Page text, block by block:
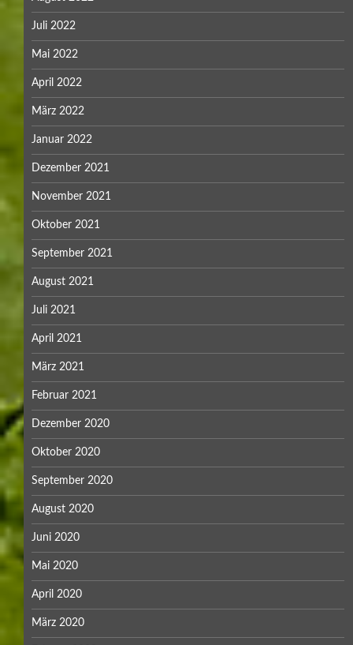
Juli 2022
Mai 2022
April 2022
März 2022
Januar 2022
Dezember 2021
November 2021
Oktober 2021
September 2021
August 2021
Juli 2021
April 2021
März 2021
Februar 2021
Dezember 2020
Oktober 2020
September 2020
August 2020
Juni 2020
Mai 2020
April 2020
März 2020